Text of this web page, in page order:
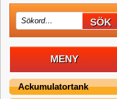
MENY
Ackumulatortank